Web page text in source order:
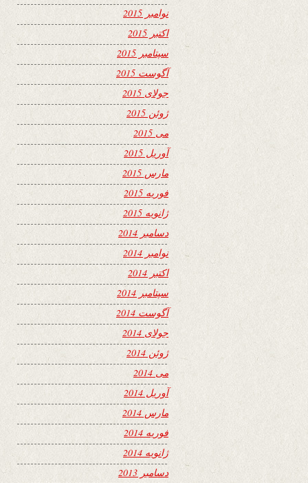
نوامبر 2015
اکتبر 2015
سپتامبر 2015
آگوست 2015
جولای 2015
ژوئن 2015
می 2015
آوریل 2015
مارس 2015
فوریه 2015
ژانویه 2015
دسامبر 2014
نوامبر 2014
اکتبر 2014
سپتامبر 2014
آگوست 2014
جولای 2014
ژوئن 2014
می 2014
آوریل 2014
مارس 2014
فوریه 2014
ژانویه 2014
دسامبر 2013